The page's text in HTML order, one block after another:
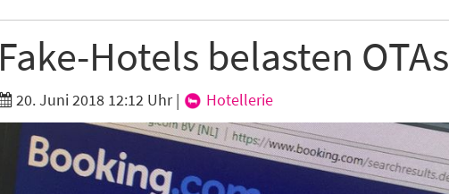
Fake-Hotels belasten OTAs
20. Juni 2018 12:12 Uhr| Hotellerie